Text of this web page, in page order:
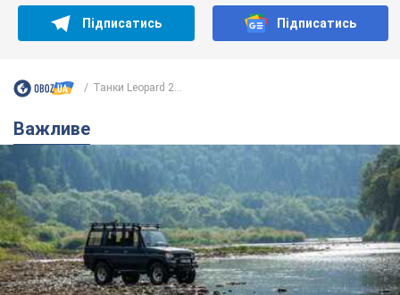
Підписатись Підписатись
Танки Leopard 2...
Важливе